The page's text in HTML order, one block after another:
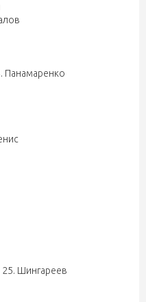
Панамаренко
25. Шингареев